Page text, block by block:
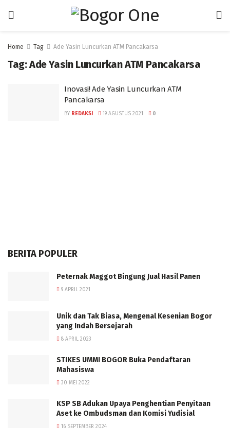
Home Tag Ade Yasin Luncurkan ATM Pancakarsa
Tag:Ade Yasin Luncurkan ATM Pancakarsa
Inovasi! Ade Yasin Luncurkan ATM
Pancakarsa
BY REDAKSI 19 AGUSTUS 2021 0
BERITA POPULER
Peternak Maggot Bingung Jual Hasil Panen
9 APRIL 2021
Unik dan Tak Biasa, Mengenal Kesenian Bogor
yang Indah Bersejarah
8 APRIL 2023
STIKES UMMI BOGOR Buka Pendaftaran
Mahasiswa
30 MEI 2022
KSP SB Adukan Upaya Penghentian Penyitaan
Aset ke Ombudsman dan Komisi Yudisial
16 SEPTEMBER 2024